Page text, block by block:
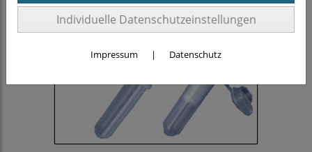
Individuelle Datenschutzeinstellungen
Impressum | Datenschutz